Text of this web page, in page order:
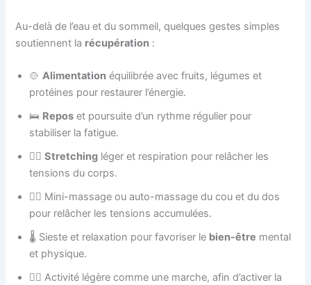
Au-delà de l’eau et du sommeil, quelques gestes simples
soutiennent la récupération :
🍲Alimentation équilibrée avec fruits, légumes et
protéines pour restaurer l’énergie.
🛌 Repos et poursuite d’un rythme régulier pour
stabiliser la fatigue.
🧘‍♀️Stretching léger et respiration pour relâcher les
tensions du corps.
💆‍♂️ Mini-massage ou auto-massage du cou et du dos
pour relâcher les tensions accumulées.
🌡️ Sieste et relaxation pour favoriser le bien-être mental
et physique.
🏃‍♂️ Activité légère comme une marche, afin d’activer la